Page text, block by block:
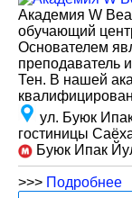
Академия W
обучающий
Основателем
преподаватель
Тен. В нашей
ул. Буюк
гостиницы
Буюк Ипак
>>> Подробнее